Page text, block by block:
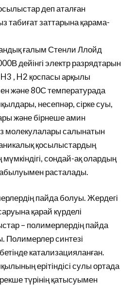
деп аталған
табиғат заттарына қарама-
ғалым Стенли Ллойд
дейінгі электр разрядтарын
, H2 қоспасы арқылы
және 80С температурада
несепнәр, сірке суы,
және бірнеше амин
молекулалары салынатын
қосылыстардың
мүмкіндігі, сондай-ақ олардың
расталады.
пайда болуы. Жердегі
қарай күрделі
– полимерлердің пайда
Полимерлер синтезі
катализацияланған.
ерітіндісі сулы ортада
түрінің қатысуымен